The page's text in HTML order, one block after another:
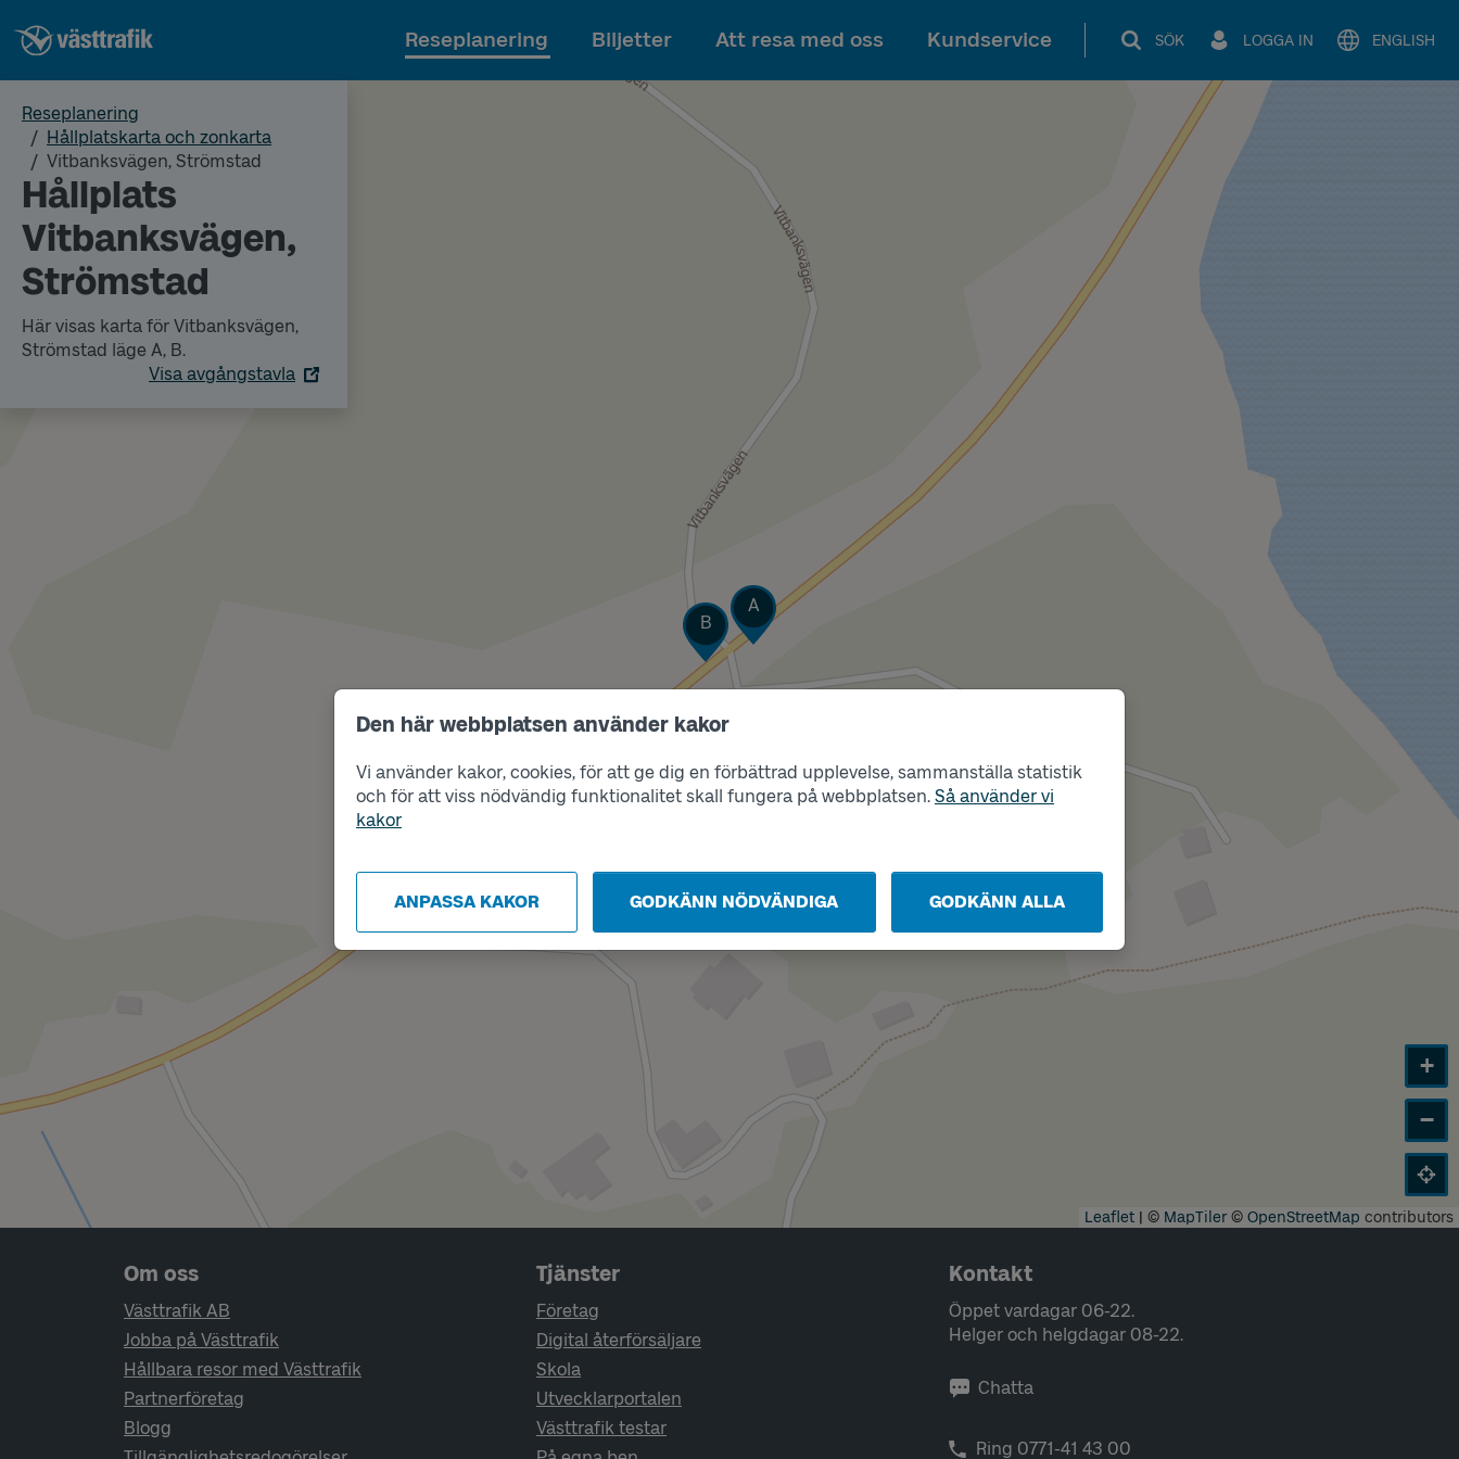
Den här webbplatsen använder kakor
Vi använder kakor, cookies, för att ge dig en förbättrad upplevelse, sammanställa statistik
och för att viss nödvändig funktionalitet skall fungera på webbplatsen. Så använder vi
kakor
ANPASSA KAKOR GODKÄNN NÖDVÄNDIGA GODKÄNN ALLA
Till innehållet
Reseplanering Biljetter Att resa med oss Kundservice SÖK LOGGA IN ENGLISH
Reseplanering
Hållplatskarta och zonkarta
Vitbanksvägen, Strömstad
Hållplats
Vitbanksvägen,
Strömstad
Här visas karta för Vitbanksvägen,
Strömstad läge A, B.
Visa avgångstavla
Läge
A
Läge
B
+
−
Leaflet | © MapTiler© OpenStreetMap contributors
Sidfotsnavigering
Om oss
Västtrafik AB
Jobba på Västtrafik
Hållbara resor med Västtrafik
Partnerföretag
Blogg
Tjänster
Företag
Digital återförsäljare
Skola
Utvecklarportalen
Västtrafik testar
Kontakt
Öppet vardagar 06-22.
Helger och helgdagar 08-22.
Chatta
Ring 0771-41 43 00